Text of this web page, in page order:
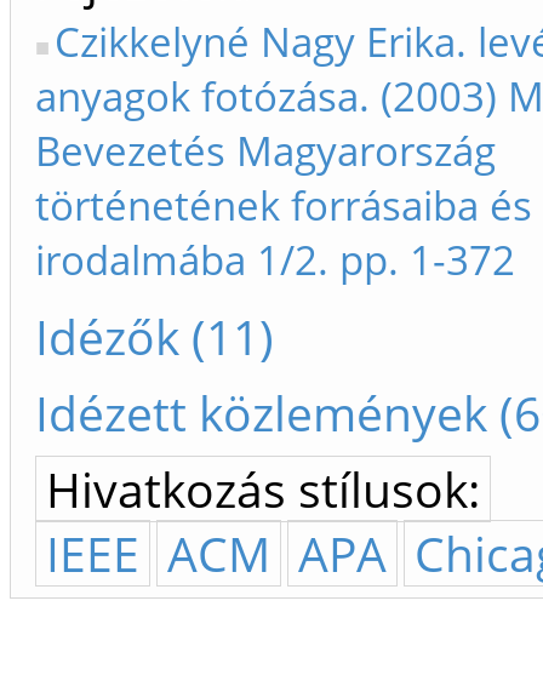
Czikkelyné Nagy Erika.
anyagok fotózása. (2003)
Bevezetés Magyarország
történetének forrásaiba és
irodalmába 1/2. pp. 1-372
Idézők (11)
Idézett közlemények
Hivatkozás stílusok:
IEEE ACM APA